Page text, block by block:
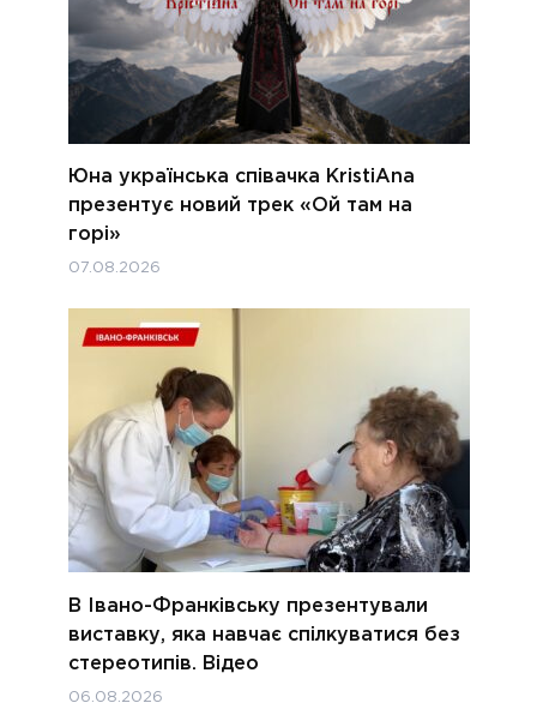
Юна українська співачка KristiAna
презентує новий трек «Ой там на
горі»
07.08.2026
В Івано-Франківську презентували
виставку, яка навчає спілкуватися без
стереотипів. Відео
06.08.2026